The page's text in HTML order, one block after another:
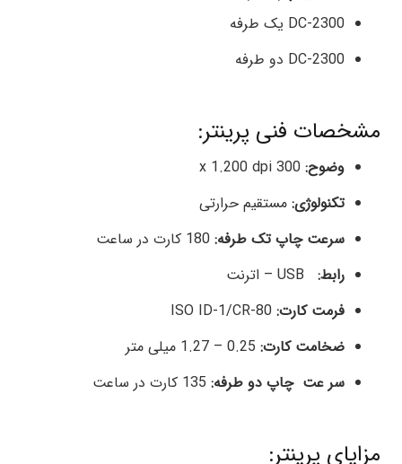
DC-2300 یک طرفه
DC-2300 دو طرفه
مشخصات فنی پرینتر:
وضوح:
تکنولوژی: مستقیم حرارتی
سرعت چاپ تک طرفه:
رابط:
فرمت کارت:
ضخامت کارت:
سر عت چاپ دو طرفه:
مزایای پرینتر: